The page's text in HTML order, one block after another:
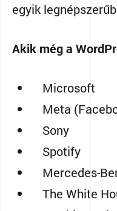
egyik
Akik még a
Microsoft
Meta
Sony
Spotify
Mercedes-
The White